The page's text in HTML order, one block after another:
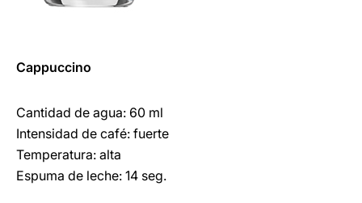
Cappuccino
Cantidad de agua: 60 ml
Intensidad de café: fuerte
Temperatura: alta
Espuma de leche: 14 seg.